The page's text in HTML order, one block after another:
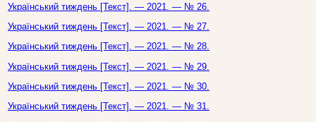
Український тиждень [Текст]. — 2021. — № 26.
Український тиждень [Текст]. — 2021. — № 27.
Український тиждень [Текст]. — 2021. — № 28.
Український тиждень [Текст]. — 2021. — № 29.
Український тиждень [Текст]. — 2021. — № 30.
Український тиждень [Текст]. — 2021. — № 31.